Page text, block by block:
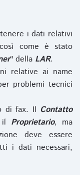
i dati relativi
come è stato
" della LAR.
relative ai name
problemi tecnici
di fax. Il Contatto
Proprietario, ma
deve essere
i dati necessari,